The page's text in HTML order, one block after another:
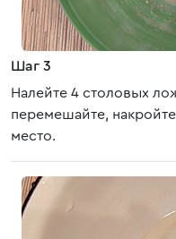
Шаг 3
Налейте 4 столовых
перемешайте,
место.